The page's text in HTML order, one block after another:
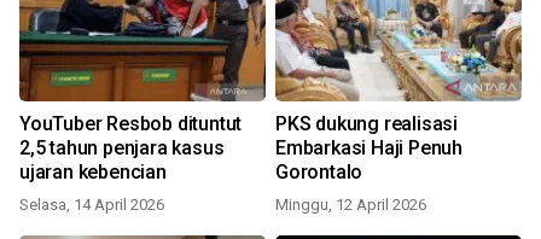
YouTuber Resbob dituntut
2,5 tahun penjara kasus
ujaran kebencian
Selasa, 14 April 2026
PKS dukung realisasi
Embarkasi Haji Penuh
Gorontalo
Minggu, 12 April 2026